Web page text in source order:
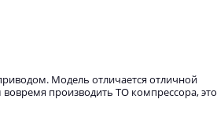
Модель отличается отличной
производить ТО компрессора, это